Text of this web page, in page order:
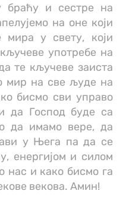
и сестре на
на оне који
мира у свету, који
употребе на
те кључеве заиста
мир на све људе на
бисмо сви управо
да Господ буде са
да имамо вере, да
у Њега па да се
енергијом и силом
нас и како бисмо га
векова. Амин!